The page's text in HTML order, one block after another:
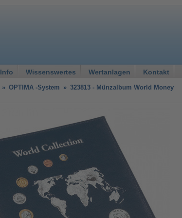
Info Wissenswertes Wertanlagen Kontakt
» OPTIMA -System » 323813 - Münzalbum World Money